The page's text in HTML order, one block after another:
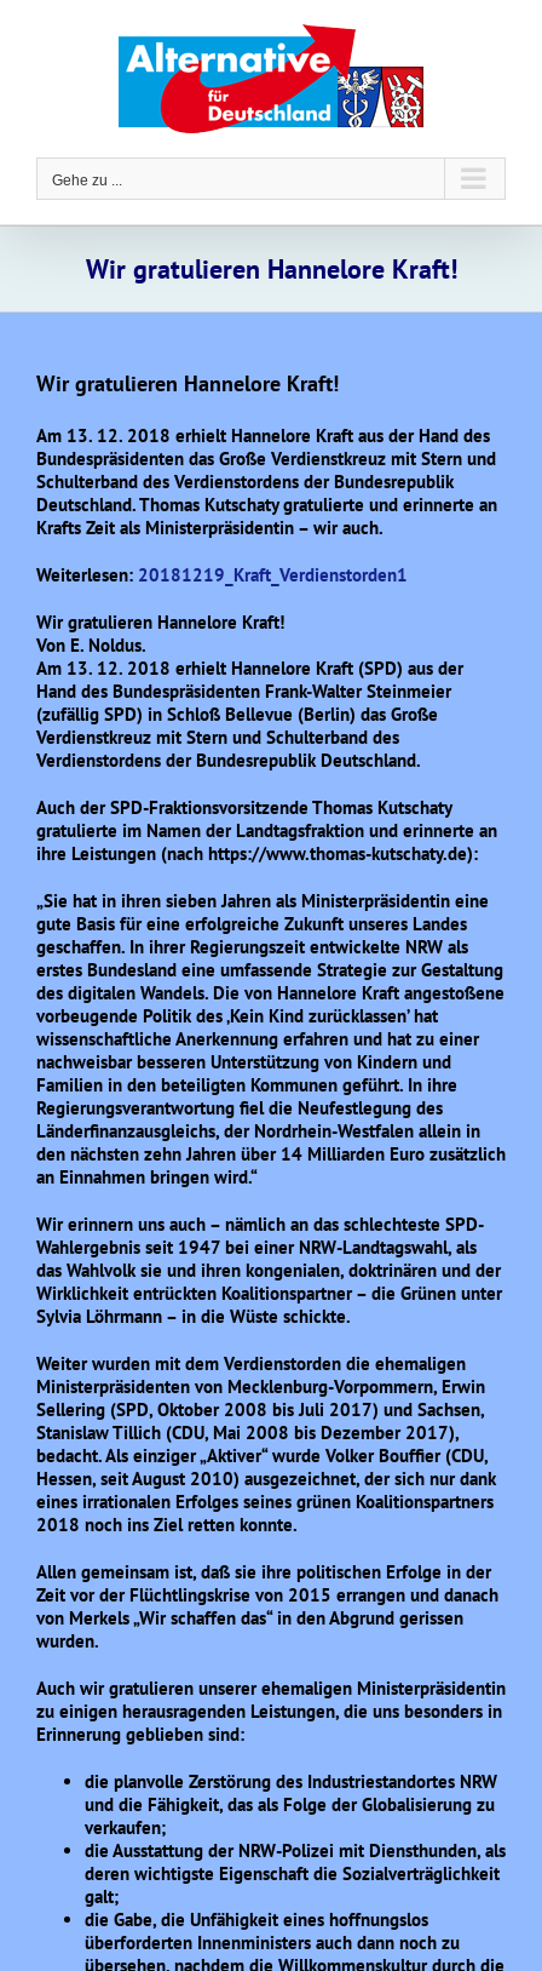
Gehe zu ...
Wir gratulieren Hannelore Kraft!
Wir gratulieren Hannelore Kraft!
Am 13. 12. 2018 erhielt Hannelore Kraft aus der Hand des
Bundespräsidenten das Große Verdienstkreuz mit Stern und
Schulterband des Verdienstordens der Bundesrepublik
Deutschland. Thomas Kutschaty gratulierte und erinnerte an
Krafts Zeit als Ministerpräsidentin – wir auch.
Weiterlesen: 20181219_Kraft_Verdienstorden1
Wir gratulieren Hannelore Kraft!
Von E. Noldus.
Am 13. 12. 2018 erhielt Hannelore Kraft (SPD) aus der
Hand des Bundespräsidenten Frank-WalterSteinmeier
(zufällig SPD) in Schloß Bellevue (Berlin) das Große
Verdienstkreuz mit Stern und Schulterband des
Verdienstordens der Bundesrepublik Deutschland.
Auch der SPD-Fraktionsvorsitzende Thomas Kutschaty
gratulierte im Namen der Landtagsfraktion und erinnerte an
ihre Leistungen (nach https://www.thomas-kutschaty.de):
„Sie hat in ihren sieben Jahren als Ministerpräsidentin eine
gute Basis für eine erfolgreiche Zukunft unseres Landes
geschaffen. In ihrer Regierungszeit entwickelte NRW als
erstes Bundesland eine umfassende Strategie zur Gestaltung
des digitalen Wandels. Die von Hannelore Kraft angestoßene
vorbeugende Politik des ‚Kein Kind zurücklassen’ hat
wissenschaftliche Anerkennung erfahren und hat zu einer
nachweisbar besseren Unterstützung von Kindern und
Familien in den beteiligten Kommunen geführt. In ihre
Regierungsverantwortung fiel die Neufestlegung des
Länderfinanzausgleichs, der Nordrhein-Westfalen allein in
den nächsten zehn Jahren über 14 Milliarden Euro zusätzlich
an Einnahmen bringen wird.“
Wir erinnern uns auch – nämlich an das schlechteste SPD-
Wahlergebnis seit 1947 bei einer NRW-Landtagswahl, als
das Wahlvolk sie und ihren kongenialen, doktrinären und der
Wirklichkeit entrückten Koalitionspartner – die Grünen unter
Sylvia Löhrmann – in die Wüste schickte.
Weiter wurden mit dem Verdienstorden die ehemaligen
Ministerpräsidenten von Mecklenburg-Vorpommern, Erwin
Sellering (SPD, Oktober 2008 bis Juli 2017) und Sachsen,
Stanislaw Tillich (CDU, Mai 2008 bis Dezember 2017),
bedacht. Als einziger „Aktiver“ wurde Volker Bouffier (CDU,
Hessen, seit August 2010) ausgezeichnet, der sich nur dank
eines irrationalen Erfolges seines grünen Koalitionspartners
2018 noch ins Ziel retten konnte.
Allen gemeinsam ist, daß sie ihre politischen Erfolge in der
Zeit vor der Flüchtlingskrise von 2015 errangen und danach
von Merkels „Wir schaffen das“ in den Abgrund gerissen
wurden.
Auch wir gratulieren unserer ehemaligen Ministerpräsidentin
zu einigen herausragenden Leistungen, die uns besonders in
Erinnerung geblieben sind:
die planvolle Zerstörung des Industriestandortes NRW
und die Fähigkeit, das als Folge derGlobalisierung zu
verkaufen;
die Ausstattung der NRW-Polizei mit Diensthunden, als
deren wichtigste Eigenschaft die Sozialverträglichkeit
galt;
die Gabe, die Unfähigkeit eines hoffnungslos
überforderten Innenministers auch dann noch zu
übersehen, nachdem die Willkommenskultur durch die